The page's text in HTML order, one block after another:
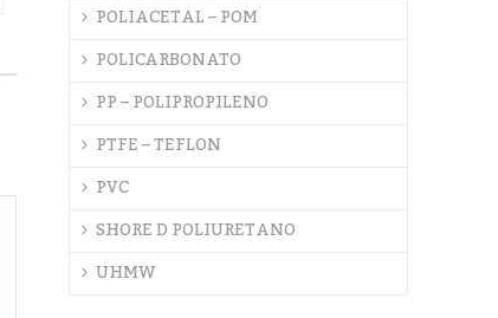
POLIACETAL – POM
POLICARBONATO
PP – POLIPROPILENO
PTFE – TEFLON
PVC
SHORE D POLIURETANO
UHMW